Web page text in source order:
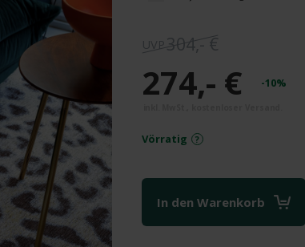
304,- €
274,- € -10%
Vörratig
In den Warenkorb